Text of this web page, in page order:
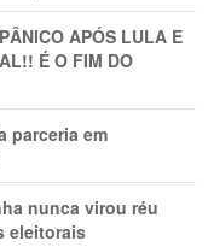
APÓS LULA E
É O FIM DO
parceria em
nunca virou réu
eleitorais